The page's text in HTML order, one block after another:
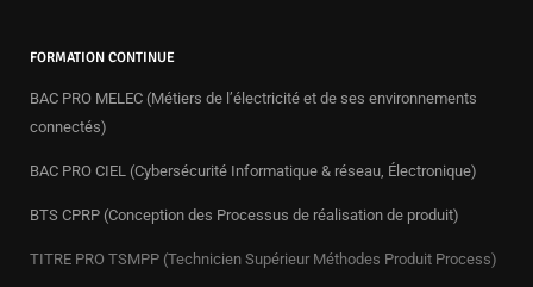
FORMATION CONTINUE
BAC PRO MELEC (Métiers de l’électricité et de ses environnements
connectés)
BAC PRO CIEL (Cybersécurité Informatique & réseau, Électronique)
BTS CPRP (Conception des Processus de réalisation de produit)
TITRE PRO TSMPP (Technicien Supérieur Méthodes Produit Process)